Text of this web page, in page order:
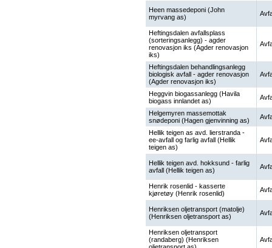
Heen massedeponi (John
myrvang as)
Heftingsdalen avfallsplass
(sorteringsanlegg) - agder
renovasjon iks (Agder renovasjon
iks)
Heftingsdalen behandlingsanlegg
biologisk avfall - agder renovasjon
(Agder renovasjon iks)
Heggvin biogassanlegg (Havila
biogass innlandet as)
Helgemyren massemottak
snødeponi (Hagen gjenvinning as)
Hellik teigen as avd. lierstranda -
ee-avfall og farlig avfall (Hellik
teigen as)
Hellik teigen avd. hokksund - farlig
avfall (Hellik teigen as)
Henrik rosenlid - kasserte
kjøretøy (Henrik rosenlid)
Henriksen oljetransport (matolje)
(Henriksen oljetransport as)
Henriksen oljetransport
(randaberg) (Henriksen